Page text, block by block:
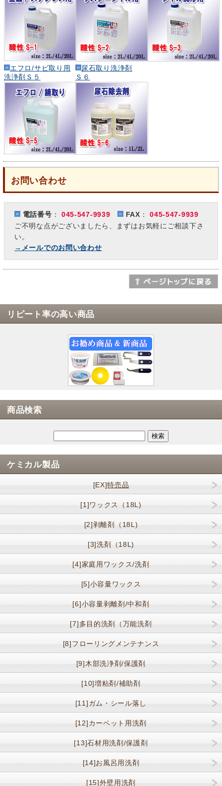
エフロ/サビ取り用
洗浄剤Ｓ５
尿石取り洗浄剤
Ｓ６
お問い合わせ
電話番号 ： 045-547-9939 FAX ：045-547-9939
ご不明な点がございましたら、まずはお気軽にご相談下さ
い。
→メールでのお問い合わせ
リピート率の高い商品
商品検索
ケミカル製品
[EX]特売品
[1]ワックス（18L)
[2]剥離剤（18L)
[3]洗剤（18L)
[4]家庭用ワックス/洗剤
[5]小容量ワックス
[6]小容量剥離剤/中和剤
[7]多目的洗剤（万能洗剤
[8]フローリングメンテナンス
[9]木部洗浄剤/保護剤
[10]増粘剤/補助剤
[11]ガム・シール落し
[12]カーペット用洗剤
[13]石材用洗剤/保護剤
[14]お風呂用洗剤
[15]外壁用洗剤